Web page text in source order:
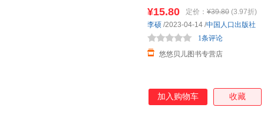
¥15.80 定价： ¥39.80 (3.97折)
悠悠贝儿图书专营店
1条评论
李硕 /2023-04-14 /中国人口出版社
加入购物车 收藏